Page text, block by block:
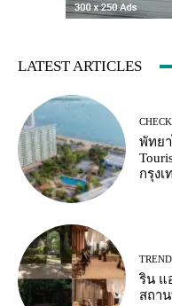
LATEST ARTICLES
พัทย
กรุง
ริน แ
สถา